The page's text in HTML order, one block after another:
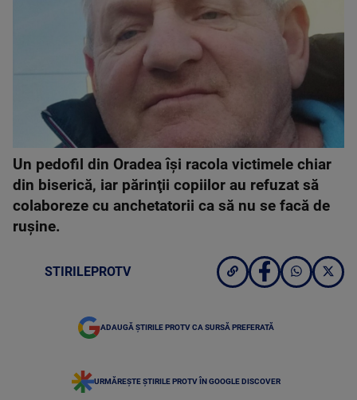
Un pedofil din Oradea îşi racola victimele chiar
din biserică, iar părinţii copiilor au refuzat să
colaboreze cu anchetatorii ca să nu se facă de
rușine.
STIRILEPROTV
ADAUGĂ ȘTIRILE PROTV CA SURSĂ PREFERATĂ
URMĂREȘTE ȘTIRILE PROTV ÎN GOOGLE DISCOVER